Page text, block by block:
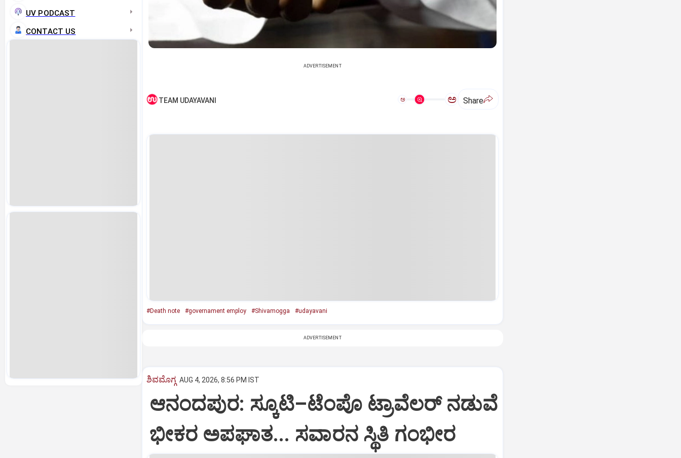
UV PODCAST
CONTACT US
ADVERTISEMENT
TEAM UDAYAVANI ಅ ಅ Share
#Death note #governament employ #Shivamogga #udayavani
ADVERTISEMENT
ಶಿವಮೊಗ್ಗ AUG 4, 2026, 8:56 PM IST
ಆನಂದಪುರ: ಸ್ಕೂಟಿ–ಟೆಂಪೊ ಟ್ರಾವೆಲರ್ ನಡುವೆ
ಭೀಕರ ಅಪಘಾತ... ಸವಾರನ ಸ್ಥಿತಿ ಗಂಭೀರ